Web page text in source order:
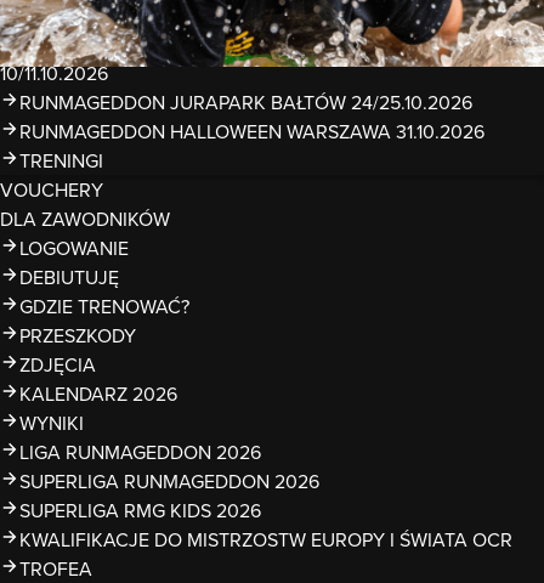
26/27.09.2026
RUNMAGEDDON WARSZAWA TWIERDZA MODLIN
10/11.10.2026
RUNMAGEDDON JURAPARK BAŁTÓW 24/25.10.2026
RUNMAGEDDON HALLOWEEN WARSZAWA 31.10.2026
TRENINGI
VOUCHERY
DLA ZAWODNIKÓW
LOGOWANIE
DEBIUTUJĘ
GDZIE TRENOWAĆ?
PRZESZKODY
ZDJĘCIA
KALENDARZ 2026
WYNIKI
LIGA RUNMAGEDDON 2026
SUPERLIGA RUNMAGEDDON 2026
SUPERLIGA RMG KIDS 2026
KWALIFIKACJE DO MISTRZOSTW EUROPY I ŚWIATA OCR
TROFEA